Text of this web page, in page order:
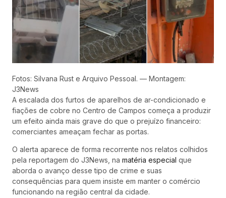
Fotos: Silvana Rust e Arquivo Pessoal. — Montagem:
J3News
A escalada dos furtos de aparelhos de ar-condicionado e
fiações de cobre no Centro de Campos começa a produzir
um efeito ainda mais grave do que o prejuízo financeiro:
comerciantes ameaçam fechar as portas.
O alerta aparece de forma recorrente nos relatos colhidos
pela reportagem do J3News, na matéria especial que
aborda o avanço desse tipo de crime e suas
consequências para quem insiste em manter o comércio
funcionando na região central da cidade.